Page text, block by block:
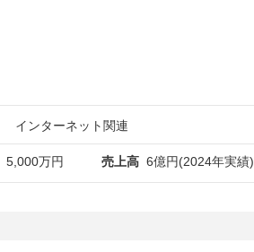
インターネット関連
5,000万円 売上高 6億円(2024年実績)